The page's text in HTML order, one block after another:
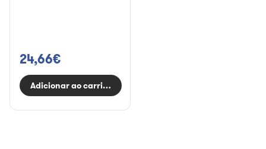
24,66€
Adicionar ao carrinho